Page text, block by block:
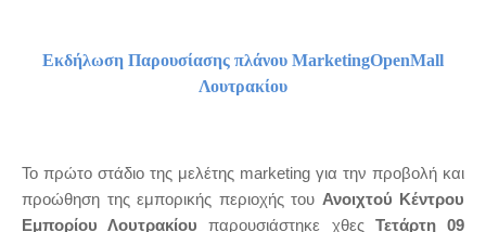
Εκδήλωση Παρουσίασης πλάνου MarketingOpenMall
Λουτρακίου
Το πρώτο στάδιο της μελέτης marketing για την προβολή και
προώθηση της εμπορικής περιοχής του Ανοιχτού Κέντρου
Εμπορίου Λουτρακίουπαρουσιάστηκε χθεςΤετάρτη 09